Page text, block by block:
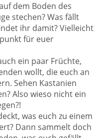
dem Boden des
stechen? Was fällt
ihr damit? Vielleicht
für euer
ein paar Früchte,
wollt, die euch an
Sehen Kastanien
Also wieso nicht ein
was euch zu einem
Dann sammelt doch